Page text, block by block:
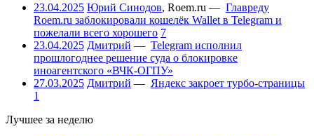
23.04.2025 Юрий Синодов, Roem.ru — Главреду
Roem.ru заблокировали кошелёк Wallet в Telegram и
пожелали всего хорошего 7
23.04.2025 Дмитрий — Telegram исполнил
прошлогоднее решение суда о блокировке
иноагентского «ВЧК-ОГПУ»
27.03.2025 Дмитрий — Яндекс закроет турбо-страницы
1
Лучшее за неделю